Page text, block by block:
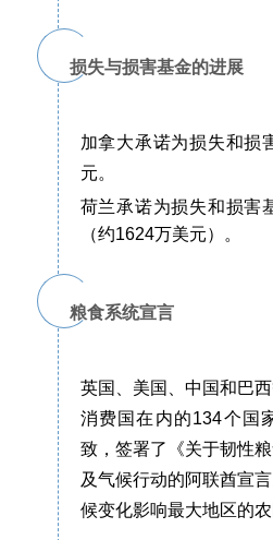
损失与损害基金的进展
加拿大承诺为损失和损
元。
荷兰承诺为损失和损害
（约1624万美元）。
粮食系统宣言
英国、美国、中国和巴
消费国在内的134个国
致，签署了《关于韧性
及气候行动的阿联酋宣
候变化影响最大地区的农